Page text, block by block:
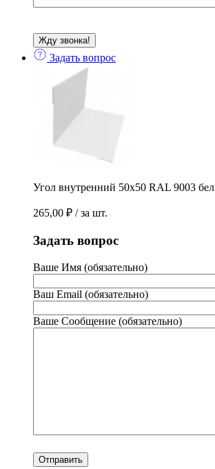
Задать вопрос
Угол внутренний 50х50 RAL 9003 бел
265,00 ₽ / за шт.
Задать вопрос
Ваше Имя (обязательно)
Ваш Email (обязательно)
Ваше Сообщение (обязательно)